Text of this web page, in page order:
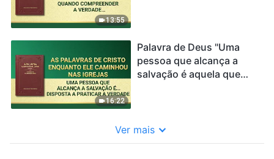
13:55
16:22
Palavra de Deus "Uma
pessoa que alcança a
salvação é aquela que
Ver mais